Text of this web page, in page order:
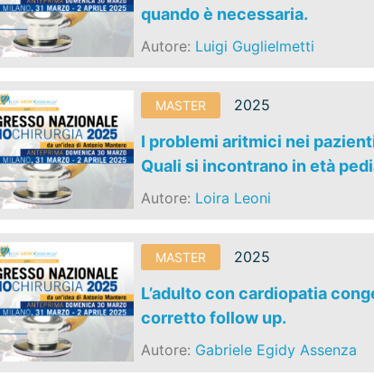
quando è necessaria.
Autore: Luigi Guglielmetti
MASTER 2025
I problemi aritmici nei
Quali si incontrano in età
Autore: Loira Leoni
MASTER 2025
L’adulto con cardiopatia
corretto follow up.
Autore: Gabriele Egidy Assenza